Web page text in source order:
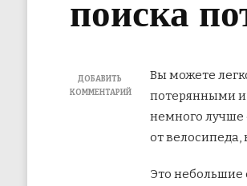
поиска
ДОБАВИТЬ
КОММЕНТАРИЙ
Вы можете
потерянными и
немного лучше
от велосипеда,
Это небольшие